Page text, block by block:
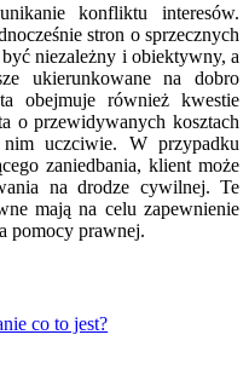
konfliktu interesów.
stron o sprzecznych
niezależny i obiektywny, a
ukierunkowane na dobro
obejmuje również kwestie
o przewidywanych kosztach
uczciwie. W przypadku
zaniedbania, klient może
na drodze cywilnej. Te
mają na celu zapewnienie
pomocy prawnej.
co to jest?